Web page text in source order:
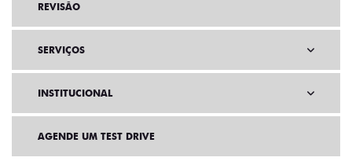
REVISÃO
SERVIÇOS
INSTITUCIONAL
AGENDE UM TEST DRIVE